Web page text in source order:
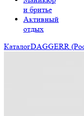
и бритье
Активный
отдых
КаталогDAGGERR